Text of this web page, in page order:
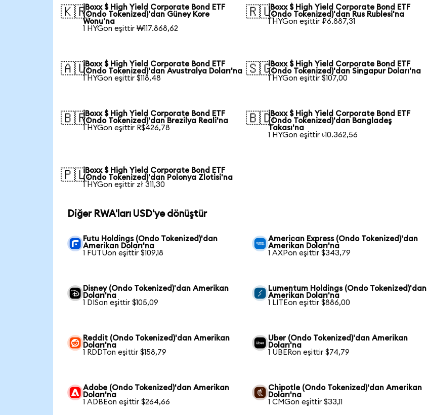
🇰🇷iBoxx $ High Yield Corporate Bond ETF
(Ondo Tokenized)'dan Güney Kore
Wonu'na
1 HYGon eşittir ₩117.868,62
🇷🇺iBoxx $ High Yield Corporate Bond ETF
(Ondo Tokenized)'dan Rus Rublesi'na
1 HYGon eşittir ₽6.887,31
🇦🇺iBoxx $ High Yield Corporate Bond ETF
(Ondo Tokenized)'dan Avustralya Doları'na
1 HYGon eşittir $118,48
🇸🇬iBoxx $ High Yield Corporate Bond ETF
(Ondo Tokenized)'dan Singapur Doları'na
1 HYGon eşittir $107,00
🇧🇷iBoxx $ High Yield Corporate Bond ETF
(Ondo Tokenized)'dan Brezilya Reali'na
1 HYGon eşittir R$426,78
🇧🇩iBoxx $ High Yield Corporate Bond ETF
(Ondo Tokenized)'dan Bangladeş
Takası'na
1 HYGon eşittir ৳10.362,56
🇵🇱iBoxx $ High Yield Corporate Bond ETF
(Ondo Tokenized)'dan Polonya Zlotisi'na
1 HYGon eşittir zł 311,30
Diğer RWA'ları USD'ye dönüştür
Futu Holdings (Ondo Tokenized)'dan
Amerikan Doları'na
1 FUTUon eşittir $109,18
American Express (Ondo Tokenized)'dan
Amerikan Doları'na
1 AXPon eşittir $343,79
Disney (Ondo Tokenized)'dan Amerikan
Doları'na
1 DISon eşittir $105,09
Lumentum Holdings (Ondo Tokenized)'dan
Amerikan Doları'na
1 LITEon eşittir $886,00
Reddit (Ondo Tokenized)'dan Amerikan
Doları'na
1 RDDTon eşittir $158,79
Uber (Ondo Tokenized)'dan Amerikan
Doları'na
1 UBERon eşittir $74,79
Adobe (Ondo Tokenized)'dan Amerikan
Doları'na
1 ADBEon eşittir $264,66
Chipotle (Ondo Tokenized)'dan Amerikan
Doları'na
1 CMGon eşittir $33,11